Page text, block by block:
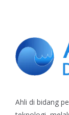
Ahli di bidang